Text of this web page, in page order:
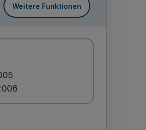
Weitere Funktionen